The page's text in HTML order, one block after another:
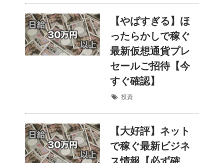
【やばすぎる】ほ
ったらかしで稼ぐ
最新仮想通貨プレ
セールご招待【今
すぐ確認】
投資
【大好評】ネット
で稼ぐ最新ビジネ